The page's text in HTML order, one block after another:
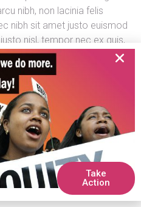
nibh, non lacinia felis
nibh sit amet justo euismod
nisl, tempor nec ex quis,
ipsum dolor sit amet,
laoreet volutpat mauris,
auctor, elit dignissim
diam, sed egestas
lacus felis, eget
Pinterest
Take
Action